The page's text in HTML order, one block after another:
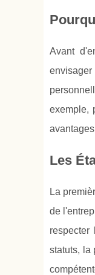
Avant
exemple,
Les
La
de
respecter
statuts, la